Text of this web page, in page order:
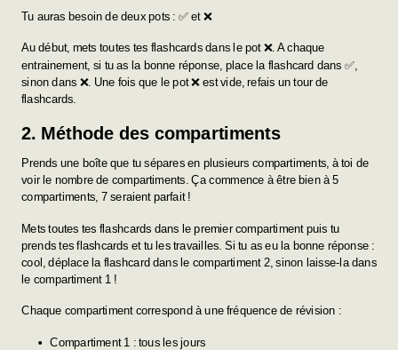
Tu auras besoin de deux pots : ✅ et ❌
Au début, mets toutes tes flashcards dans le pot ❌. A chaque
entrainement, si tu as la bonne réponse, place la flashcard dans ✅,
sinon dans ❌. Une fois que le pot ❌ est vide, refais un tour de
flashcards.
2. Méthode des compartiments
Prends une boîte que tu sépares en plusieurs compartiments, à toi de
voir le nombre de compartiments. Ça commence à être bien à 5
compartiments, 7 seraient parfait !
Mets toutes tes flashcards dans le premier compartiment puis tu
prends tes flashcards et tu les travailles. Si tu as eu la bonne réponse :
cool, déplace la flashcard dans le compartiment 2, sinon laisse-la dans
le compartiment 1 !
Chaque compartiment correspond à une fréquence de révision :
Compartiment 1 : tous les jours